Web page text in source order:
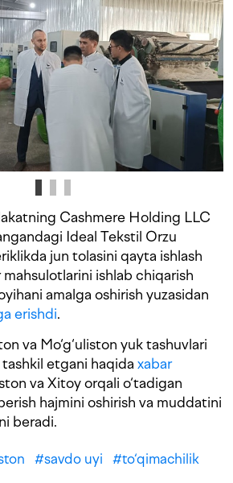
Cashmere Holding LLC
Ideal Tekstil Orzu
jun tolasini qayta ishlash
ishlab chiqarish
amalga oshirish yuzasidan
erishdi.
va Mo‘g‘uliston yuk tashuvlari
tashkil etgani haqida xabar
va Xitoy orqali o‘tadigan
hajmini oshirish va muddatini
beradi.
#savdo uyi #to‘qimachilik